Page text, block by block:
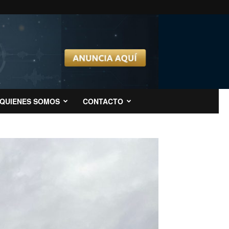
QUIENES SOMOS CONTACTO